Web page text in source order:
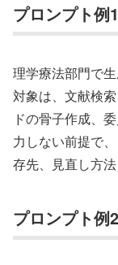
プロンプト例
理学療法部門で
対象は、文献検
ドの骨子作成、
力しない前提で
存先、見直し方
プロンプト例